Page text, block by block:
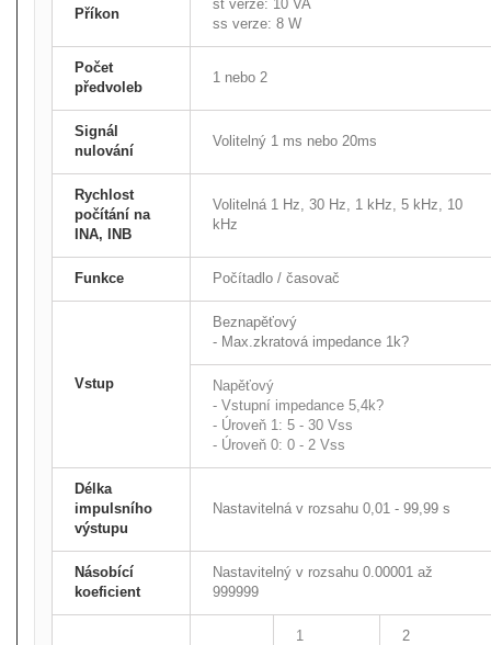
Příkon
st verze: 10 VA
ss verze: 8 W
Počet
předvoleb
1 nebo 2
Signál
nulování
Volitelný 1 ms nebo 20ms
Rychlost
počítání na
INA, INB
Volitelná 1 Hz, 30 Hz, 1 kHz, 5 kHz, 10
kHz
Funkce Počítadlo / časovač
Vstup
Beznapěťový
- Max.zkratová impedance 1k?
Napěťový
- Vstupní impedance 5,4k?
- Úroveň 1: 5 - 30 Vss
- Úroveň 0: 0 - 2 Vss
Délka
impulsního
výstupu
Nastavitelná v rozsahu 0,01 - 99,99 s
Násobící
koeficient
Nastavitelný v rozsahu 0.00001 až
999999
1
2